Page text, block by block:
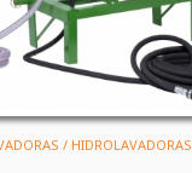
/ HIDROLAVADORAS